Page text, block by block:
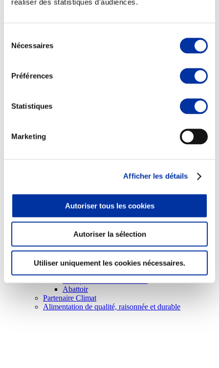
réaliser des statistiques d'audiences.
Nécessaires
Préférences
Statistiques
Marketing
Afficher les détails
Autoriser tous les cookies
Autoriser la sélection
Utiliser uniquement les cookies nécessaires.
Abattoir
Partenaire Climat
Alimentation de qualité, raisonnée et durable